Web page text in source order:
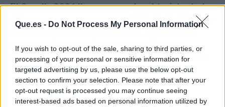
Que.es - Do Not Process My Personal Information
If you wish to opt-out of the sale, sharing to third parties, or
processing of your personal or sensitive information for
targeted advertising by us, please use the below opt-out
section to confirm your selection. Please note that after your
opt-out request is processed you may continue seeing
interest-based ads based on personal information utilized by
El Orgullo 2026 llega con un dato histórico bajo
el brazo y con una responsabilidad añadida: ser
el espejo donde otros se miran. La pregunta
ahora es si mantendremos este liderazgo
cuando las miradas estén puestas en nosotros.